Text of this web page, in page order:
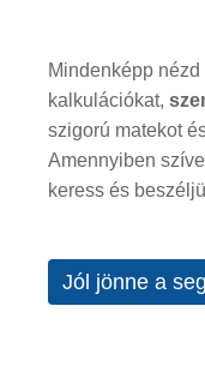
Mindenképp
kalkulációkat,
szigorú matekot
Amennyiben
keress és
Jól jönne a